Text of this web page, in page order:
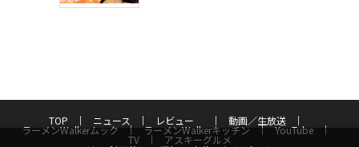
TOP ニュース レビュー 動画／生放送
ラーメンWalkerムック ラーメンWalkerキッチン YouTube
TV アスキーグルメ